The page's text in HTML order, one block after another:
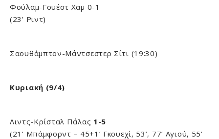
Φούλαμ-Γουέστ Χαμ 0-1
(23’ Ριντ)
Σαουθάμπτον-Μάντσεστερ Σίτι (19:30)
Κυριακή (9/4)
Λιντς-Κρίσταλ Πάλας 1-5
(21’ Μπάμφορντ – 45+1’ Γκουεχί, 53’, 77’ Αγιού, 55’